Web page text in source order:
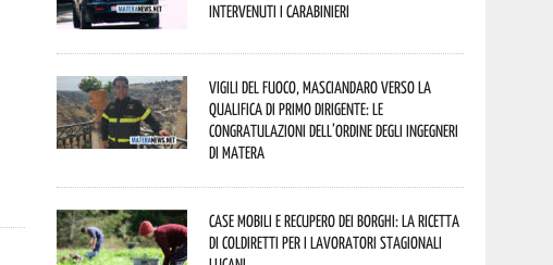
Intervenuti i Carabinieri
Vigili del Fuoco, Masciandaro verso la
qualifica di Primo Dirigente: le
congratulazioni dell’Ordine degli Ingegneri
di Matera
Case mobili e recupero dei borghi: la ricetta
di Coldiretti per i lavoratori stagionali